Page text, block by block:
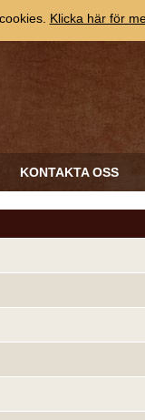
KONTAKTA OSS
Klicka här för